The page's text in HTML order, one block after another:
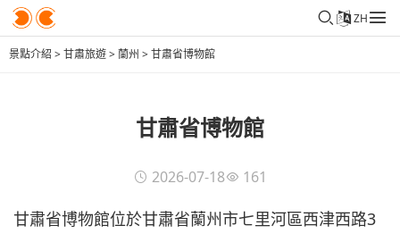
ZH
景點介紹 >甘肅旅遊>蘭州 >甘肅省博物館
甘肅省博物館
2026-07-18 161
甘肅省博物館位於甘肅省蘭州市七里河區西津西路3